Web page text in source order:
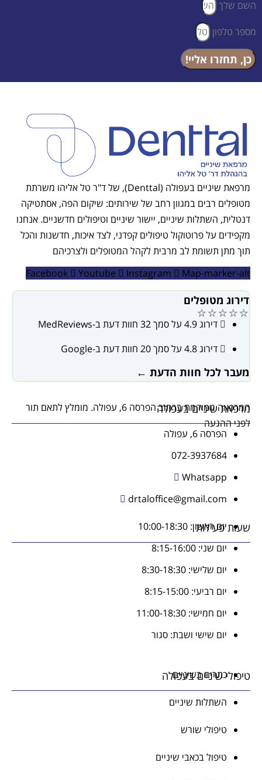
השם שלך
מספר טלפון
כן, תחזרו אליי!
מרפאת שיניים בעפולה (Denttal), של ד"ר טל אליהו משרתת
מטופלים רבים במגוון רחב של שירותים: שיקום הפה, אסתטיקה
דנטלית, השתלות שיניים, יישור שיניים וטיפולים חדשניים. אנחנו
מקפידים על פרוטוקול טיפולים קפדני, לצד איכות, חדשנות והכל
תוך מתן תשומת לב מרבית לקהל המטופלים ולצרכיהם
Facebook
Youtube Instagram Map-marker-alt
דירוג מטופלים
⭐⭐⭐⭐⭐
דירוג 4.9 על סמך 32 חוות דעת ב-MedReviews
דירוג 4.8 על סמך 20 חוות דעת ב-Google
מעבר לכל חוות הדעת ←
מרפאת שיניים בעפולה
המרפאה ממוקמת ברחוב הפרסה 6, עפולה. מומלץ לתאם תור
לפני ההגעה
הפרסה 6, עפולה
072-3937684
Whatsapp
drtaloffice@gmail.com
שעות פעילות
יום ראשון: 10:00-18:30
יום שני: 8:15-16:00
יום שלישי: 8:30-18:30
יום רביעי: 8:15-15:00
יום חמישי: 11:00-18:30
יום שישי ושבת: סגור
טיפולי שיניים בעפולה
כתרים בשיניים
השתלות שיניים
טיפולי שורש
טיפול בכאבי שיניים